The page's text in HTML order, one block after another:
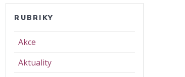
RUBRIKY
Akce
Aktuality